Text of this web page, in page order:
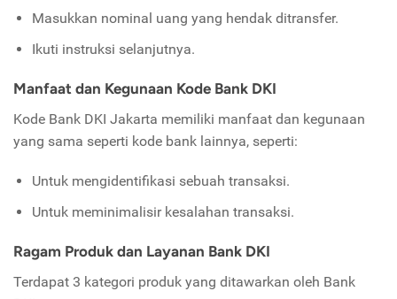
Masukkan nominal uang yang hendak ditransfer.
Ikuti instruksi selanjutnya.
Manfaat dan Kegunaan Kode Bank DKI
Kode Bank DKI Jakarta memiliki manfaat dan kegunaan
yang sama seperti kode bank lainnya, seperti:
Untuk mengidentifikasi sebuah transaksi.
Untuk meminimalisir kesalahan transaksi.
Ragam Produk dan Layanan Bank DKI
Terdapat 3 kategori produk yang ditawarkan oleh Bank